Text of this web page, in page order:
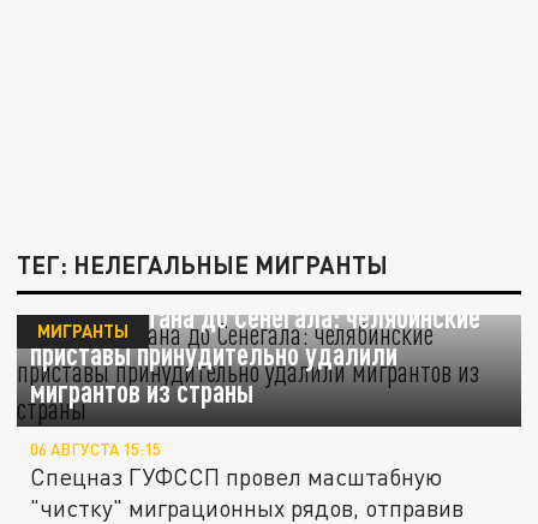
ТЕГ: НЕЛЕГАЛЬНЫЕ МИГРАНТЫ
От Узбекистана до Сенегала: челябинские
приставы принудительно удалили
мигрантов из страны
МИГРАНТЫ
06 АВГУСТА 15:15
Спецназ ГУФССП провел масштабную
"чистку" миграционных рядов, отправив